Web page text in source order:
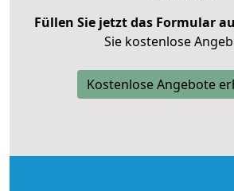
Füllen Sie jetzt das Formular
Sie kostenlose
Kostenlose Angebote